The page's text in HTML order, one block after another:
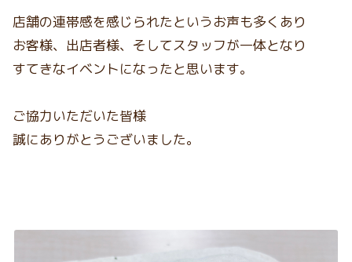
店舗の連帯感を感じられたというお声も多くあり
お客様、出店者様、そしてスタッフが一体となり
すてきなイベントになったと思います。
ご協力いただいた皆様
誠にありがとうございました。